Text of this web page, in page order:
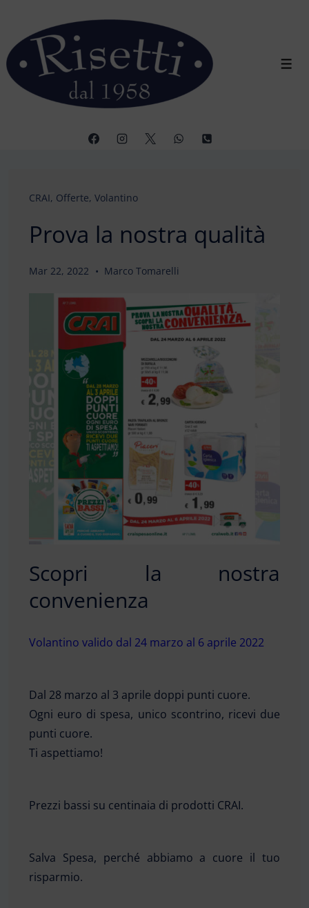
contenuto
principale
CRAI, Offerte, Volantino
Prova la nostra qualità
Mar 22, 2022 Marco Tomarelli
Scopri la nostra
convenienza
Volantino valido dal 24 marzo al 6 aprile 2022
Dal 28 marzo al 3 aprile doppi punti cuore.
Ogni euro di spesa, unico scontrino, ricevi due
punti cuore.
Ti aspettiamo!
Prezzi bassi su centinaia di prodotti CRAI.
Salva Spesa, perché abbiamo a cuore il tuo
risparmio.